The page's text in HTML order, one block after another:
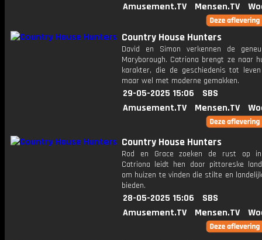
Amusement.TV
Mensen.TV
Country House Hunters
David en Simon verkennen de
Maryborough. Catriona brengt ze naar
karakter, die de geschiedenis tot
maar wel met moderne gemakken.
29-05-2025 15:06
SBS
Amusement.TV
Mensen.TV
Country House Hunters
Rod en Grace zoeken de rust op
Catriona leidt hen door pittoreske
om huizen te vinden die stilte en
bieden.
28-05-2025 15:06
SBS
Amusement.TV
Mensen.TV